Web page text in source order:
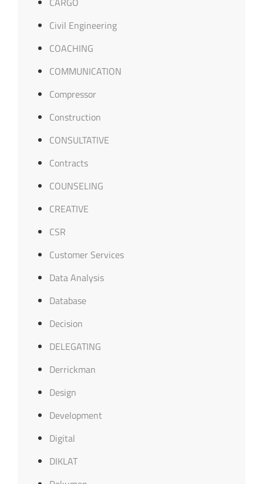
Civil Engineering
COACHING
COMMUNICATION
Compressor
Construction
CONSULTATIVE
Contracts
COUNSELING
CREATIVE
CSR
Customer Services
Data Analysis
Database
Decision
DELEGATING
Derrickman
Design
Development
Digital
DIKLAT